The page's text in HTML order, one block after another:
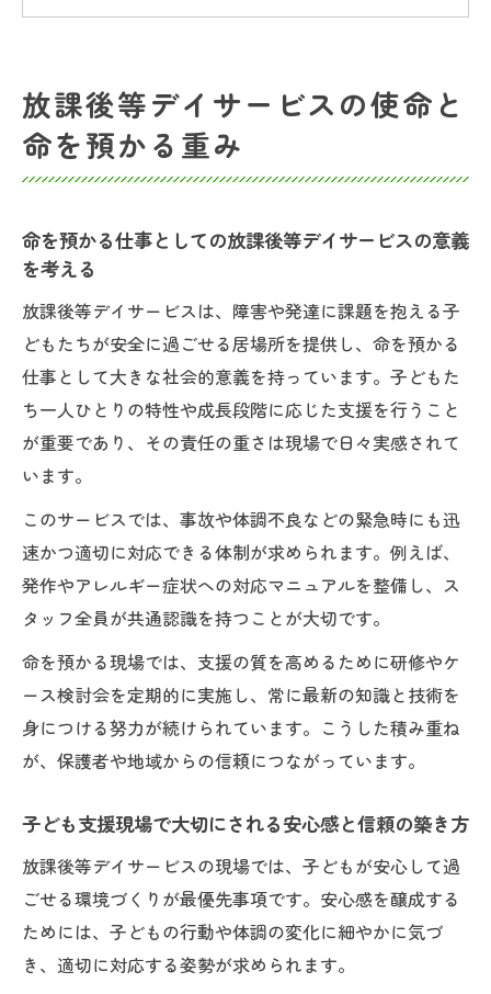
放課後等デイサービスの使命感と保護者へ
の安心提供
厚生労働省が示す命を預かる仕事の社会的
子どもとの信頼築く放課後等デイサービス体験
関係の築き方
放課後等デイサービス体験から見る安心の
支援体制
子どもと共につくる命を預かる仕事の現場
の絆
信頼と安心
体験談から学ぶ信頼と安心感の放課後等デ
イサービス
命を預かる仕事ならではの責任と安心支援
命を預かる仕事が重視する責任感と支援の
在り方
安心支援を実現するための命を預かる仕事
の工夫
命を預かる仕事の現場に求められる安全対
子ども支援現場で大切な命を預かる仕事の
命を預かる仕事と放課後等デイサービスの
放課後等デイサービスの使命と
命を預かる重み
命を預かる仕事としての放課後等デイサービスの意義
を考える
放課後等デイサービスは、障害や発達に課題を抱える子
どもたちが安全に過ごせる居場所を提供し、命を預かる
仕事として大きな社会的意義を持っています。子どもた
ち一人ひとりの特性や成長段階に応じた支援を行うこと
が重要であり、その責任の重さは現場で日々実感されて
います。
このサービスでは、事故や体調不良などの緊急時にも迅
速かつ適切に対応できる体制が求められます。例えば、
発作やアレルギー症状への対応マニュアルを整備し、ス
タッフ全員が共通認識を持つことが大切です。
命を預かる現場では、支援の質を高めるために研修やケ
ース検討会を定期的に実施し、常に最新の知識と技術を
身につける努力が続けられています。こうした積み重ね
が、保護者や地域からの信頼につながっています。
子ども支援現場で大切にされる安心感と信頼の築き方
放課後等デイサービスの現場では、子どもが安心して過
ごせる環境づくりが最優先事項です。安心感を醸成する
ためには、子どもの行動や体調の変化に細やかに気づ
き、適切に対応する姿勢が求められます。